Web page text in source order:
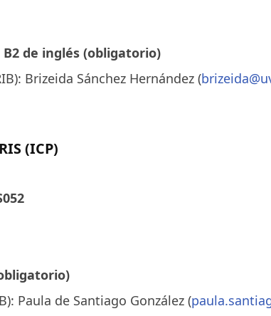
B2 de inglés (obligatorio)
Brizeida Sánchez Hernández (
(ICP)
Paula de Santiago González (